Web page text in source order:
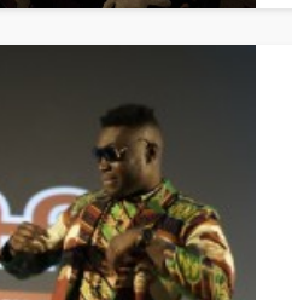
UMA 1 year ago